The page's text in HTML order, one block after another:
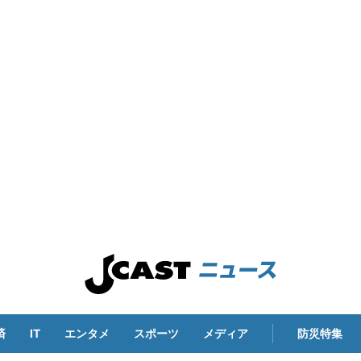
IT エンタメ スポーツ メディア 防災特集